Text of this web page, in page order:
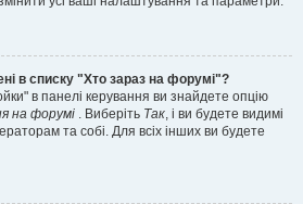
в списку "Хто зараз на форумі"?
в панелі керування ви знайдете опцію
на форумі . Виберіть Так, і ви будете видимі
та собі. Для всіх інших ви будете